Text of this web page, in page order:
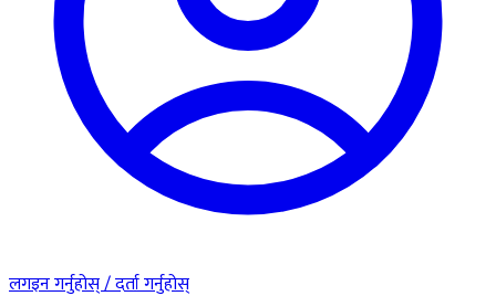
लगइन गर्नुहोस् / दर्ता गर्नुहोस्